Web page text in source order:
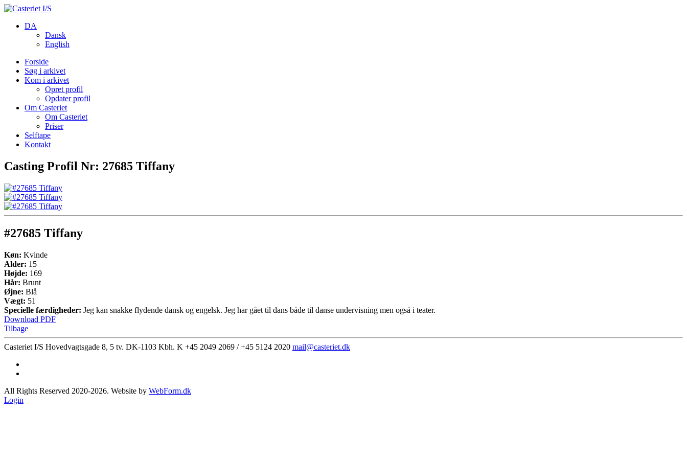
DA
Dansk
English
Forside
Søg i arkivet
Kom i arkivet
Opret profil
Opdater profil
Om Casteriet
Om Casteriet
Priser
Selftape
Kontakt
Casting Profil Nr: 27685 Tiffany
#27685 Tiffany
Køn: Kvinde
Alder: 15
Højde: 169
Hår: Brunt
Øjne: Blå
Vægt: 51
Specielle færdigheder: Jeg kan snakke flydende dansk og engelsk. Jeg har gået til dans både til danse undervisning men også i teater.
Download PDF
Tilbage
Casteriet I/S Hovedvagtsgade 8, 5 tv. DK-1103 Kbh. K +45 2049 2069 / +45 5124 2020 mail@casteriet.dk
All Rights Reserved 2020-2026. Website by WebForm.dk
Login